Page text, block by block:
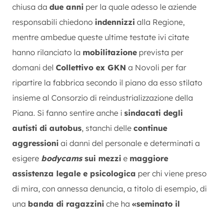
chiusa da due anni per la quale adesso le aziende
responsabili chiedono indennizzi alla Regione,
mentre ambedue queste ultime testate ivi citate
hanno rilanciato la mobilitazione prevista per
domani del Collettivo ex GKN a Novoli per far
ripartire la fabbrica secondo il piano da esso stilato
insieme al Consorzio di reindustrializzazione della
Piana. Si fanno sentire anche i sindacati degli
autisti di autobus, stanchi delle continue
aggressioni ai danni del personale e determinati a
esigere bodycamssui mezzi e maggiore
assistenza legale e psicologica per chi viene preso
di mira, con annessa denuncia, a titolo di esempio, di
una banda di ragazzini che ha «seminato il